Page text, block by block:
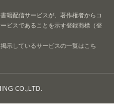
籍配信サービスが、著作権者からコ
ビスであることを示す登録商標（登
示しているサービスの一覧はこち
CO.,LTD.